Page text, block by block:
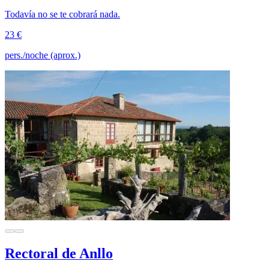
Todavía no se te cobrará nada.
23 €
pers./noche (aprox.)
Rectoral de Anllo